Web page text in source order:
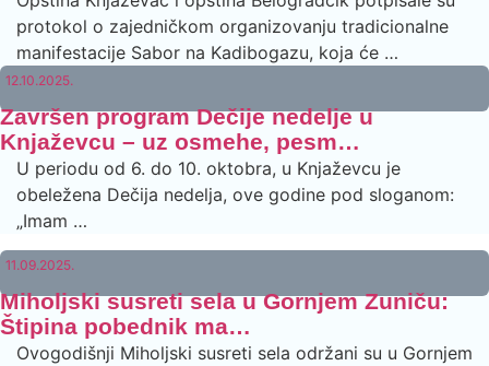
protokol o zajedničkom organizovanju tradicionalne
manifestacije Sabor na Kadibogazu, koja će …
12.10.2025.
Završen program Dečije nedelje u
Knjaževcu – uz osmehe, pesm…
U periodu od 6. do 10. oktobra, u Knjaževcu je
obeležena Dečija nedelja, ove godine pod sloganom:
„Imam …
11.09.2025.
Miholjski susreti sela u Gornjem Zuniču:
Štipina pobednik ma…
Ovogodišnji Miholjski susreti sela održani su u Gornjem